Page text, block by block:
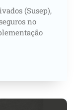
(Susep),
no